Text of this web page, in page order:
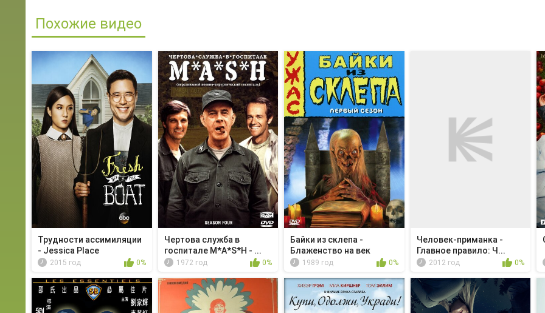
Похожие видео
Трудности ассимиляции
- Jessica Place
2015 год 0%
Чертова служба в
гoспитале M*A*S*H - ...
1972 год 0%
Байки из склепа -
Блаженство на век
1989 год 0%
Человек-приманка -
Главное правило: Ч...
2012 год 0%